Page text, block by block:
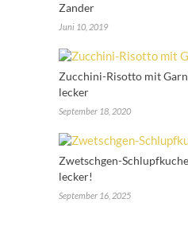
Zander
Juni 10, 2019
Zucchini-Risotto mit
lecker
September 18, 2020
Zwetschgen-
lecker!
September 16, 2025